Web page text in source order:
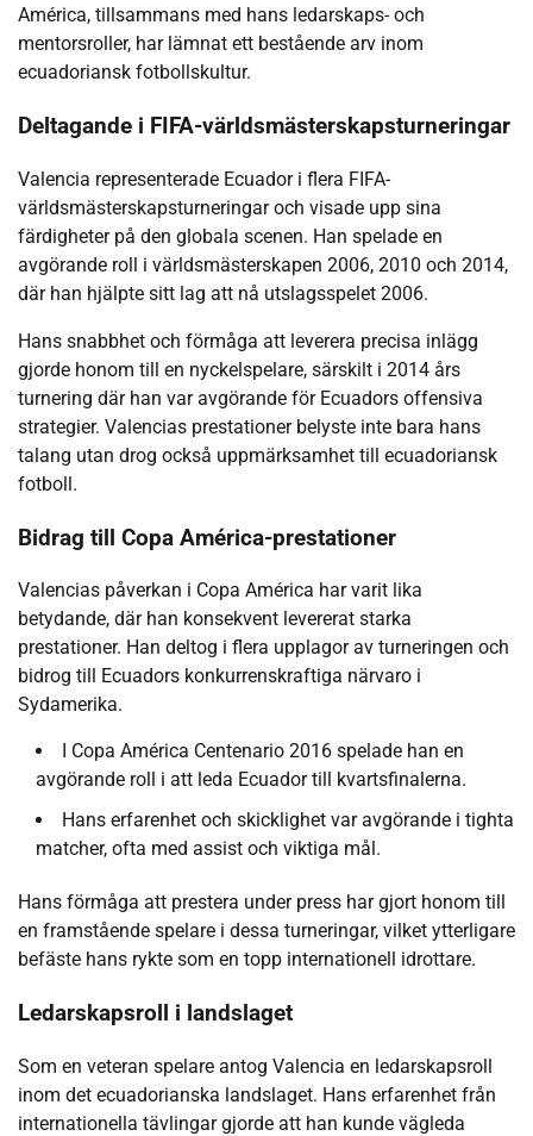
América, tillsammans med hans ledarskaps- och
mentorsroller, har lämnat ett bestående arv inom
ecuadoriansk fotbollskultur.
Deltagande i FIFA-världsmästerskapsturneringar
Valencia representerade Ecuador i flera FIFA-
världsmästerskapsturneringar och visade upp sina
färdigheter på den globala scenen. Han spelade en
avgörande roll i världsmästerskapen 2006, 2010 och 2014,
där han hjälpte sitt lag att nå utslagsspelet 2006.
Hans snabbhet och förmåga att leverera precisa inlägg
gjorde honom till en nyckelspelare, särskilt i 2014 års
turnering där han var avgörande för Ecuadors offensiva
strategier. Valencias prestationer belyste inte bara hans
talang utan drog också uppmärksamhet till ecuadoriansk
fotboll.
Bidrag till Copa América-prestationer
Valencias påverkan i Copa América har varit lika
betydande, där han konsekvent levererat starka
prestationer. Han deltog i flera upplagor av turneringen och
bidrog till Ecuadors konkurrenskraftiga närvaro i
Sydamerika.
I Copa América Centenario 2016 spelade han en
avgörande roll i att leda Ecuador till kvartsfinalerna.
Hans erfarenhet och skicklighet var avgörande i tighta
matcher, ofta med assist och viktiga mål.
Hans förmåga att prestera under press har gjort honom till
en framstående spelare i dessa turneringar, vilket ytterligare
befäste hans rykte som en topp internationell idrottare.
Ledarskapsroll i landslaget
Som en veteran spelare antog Valencia en ledarskapsroll
inom det ecuadorianska landslaget. Hans erfarenhet från
internationella tävlingar gjorde att han kunde vägleda